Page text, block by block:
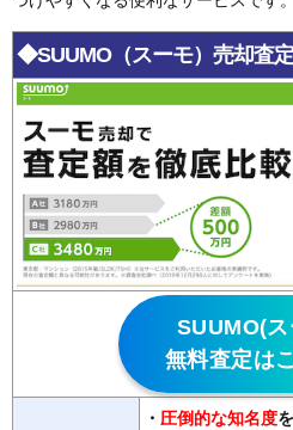
◆SUUMO（スーモ）売却査定
SUUMO(
無料査定は
・ 圧倒的な知名度